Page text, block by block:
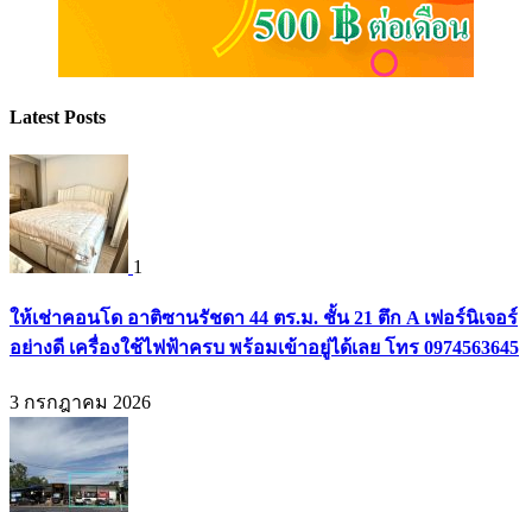
Latest Posts
1
ให้เช่าคอนโด อาติซานรัชดา 44 ตร.ม. ชั้น 21 ตึก A เฟอร์นิเจอร์
อย่างดี เครื่องใช้ไฟฟ้าครบ พร้อมเข้าอยู่ได้เลย โทร 0974563645
3 กรกฎาคม 2026